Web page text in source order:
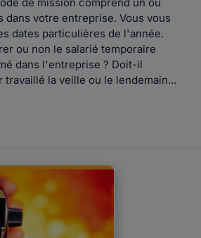
votre entreprise. Vous vous
dates particulières de l'année.
ou non le salarié temporaire
dans l'entreprise ? Doit-il
travaillé la veille ou le lendemain...